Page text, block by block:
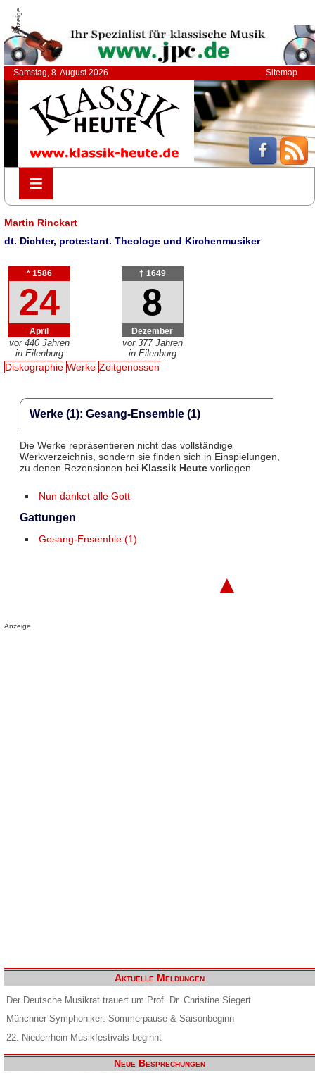
Anzeige
Samstag, 8. August 2026 Sitemap
≡
≡
Martin Rinckart
dt. Dichter, protestant. Theologe und Kirchenmusiker
* 1586
24
April
vor 440 Jahren
in Eilenburg
† 1649
8
Dezember
vor 377 Jahren
in Eilenburg
Diskographie Werke Zeitgenossen
Werke (1): Gesang-Ensemble (1)
Die Werke repräsentieren nicht das vollständige
Werkverzeichnis, sondern sie finden sich in Einspielungen,
zu denen Rezensionen bei Klassik Heutevorliegen.
Nun danket alle Gott
Gattungen
Gesang-Ensemble (1)
▲
Anzeige
Aktuelle Meldungen
Der Deutsche Musikrat trauert um Prof. Dr. Christine Siegert
Münchner Symphoniker: Sommerpause & Saisonbeginn
22. Niederrhein Musikfestivals beginnt
Neue Besprechungen